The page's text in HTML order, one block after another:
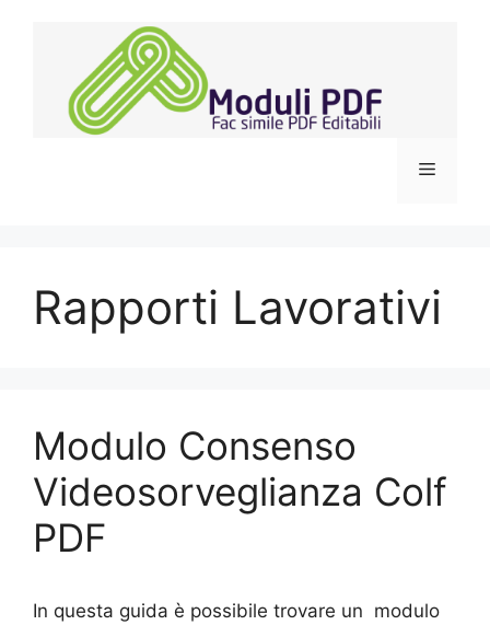
Menu
Rapporti Lavorativi
Modulo Consenso
Videosorveglianza Colf
PDF
In questa guida è possibile trovare un modulo